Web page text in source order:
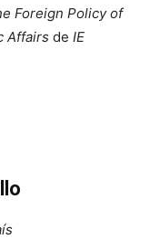
Foreign Policy of
Affairs de IE